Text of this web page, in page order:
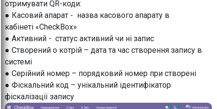
отримувати QR-коди:
● Касовий апарат - назва касового апарату в
кабінеті «CheckBox»
● Активний - статус активний чи ні запис
● Створений о котрій – дата та час створення запису в
системі
● Серійний номер – порядковий номер при створені
● Фіскальний код – унікальний ідентифікатор
фіскалізації запису